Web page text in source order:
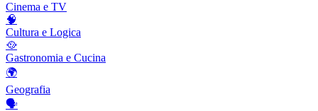
Cinema e TV
🧠
Cultura e Logica
🥘
Gastronomia e Cucina
🌍
Geografia
🗣️